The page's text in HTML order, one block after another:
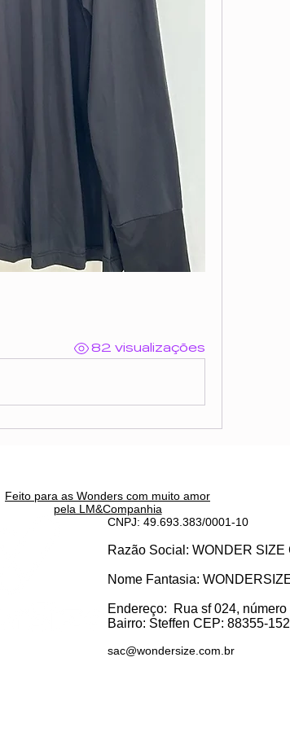
82 visualizações
Feito para as Wonders com muito amor
pela LM&Companhia
CNPJ: 49.693.383/0001-10
Razão Social: WONDER
Nome Fantasia:
Endereço:
Rua sf 024, número
Bairro: Steffen CEP: 88355-
sac@wondersize.com.br